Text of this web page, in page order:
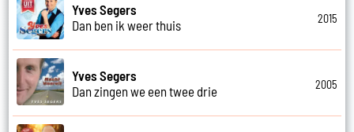
Yves Segers
Dan ben ik weer thuis
2015
Yves Segers
Dan zingen we een twee drie
2005